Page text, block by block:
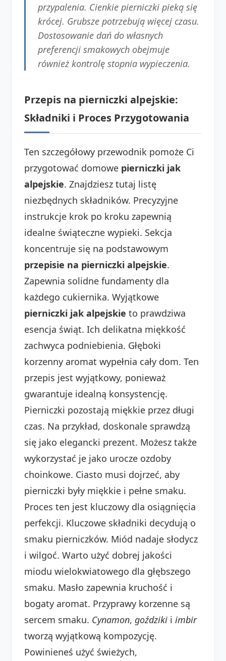
przypalenia. Cienkie pierniczki pieką się
krócej. Grubsze potrzebują więcej czasu.
Dostosowanie dań do własnych
preferencji smakowych obejmuje
również kontrolę stopnia wypieczenia.
Przepis na pierniczki alpejskie:
Składniki i Proces Przygotowania
Ten szczegółowy przewodnik pomoże Ci
przygotować domowe pierniczki jak
alpejskie. Znajdziesz tutaj listę
niezbędnych składników. Precyzyjne
instrukcje krok po kroku zapewnią
idealne świąteczne wypieki. Sekcja
koncentruje się na podstawowym
przepisie na pierniczki alpejskie.
Zapewnia solidne fundamenty dla
każdego cukiernika. Wyjątkowe
pierniczki jak alpejskie to prawdziwa
esencja świąt. Ich delikatna miękkość
zachwyca podniebienia. Głęboki
korzenny aromat wypełnia cały dom. Ten
przepis jest wyjątkowy, ponieważ
gwarantuje idealną konsystencję.
Pierniczki pozostają miękkie przez długi
czas. Na przykład, doskonale sprawdzą
się jako elegancki prezent. Możesz także
wykorzystać je jako urocze ozdoby
choinkowe. Ciasto musi dojrzeć, aby
pierniczki były miękkie i pełne smaku.
Proces ten jest kluczowy dla osiągnięcia
perfekcji. Kluczowe składniki decydują o
smaku pierniczków. Miód nadaje słodycz
i wilgoć. Warto użyć dobrej jakości
miodu wielokwiatowego dla głębszego
smaku. Masło zapewnia kruchość i
bogaty aromat. Przyprawy korzenne są
sercem smaku. Cynamon, goździki i imbir
tworzą wyjątkową kompozycję.
Powinieneś użyć świeżych,